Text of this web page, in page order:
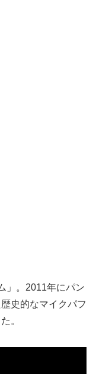
」。2011年にパン
史的なマイクパフ
。